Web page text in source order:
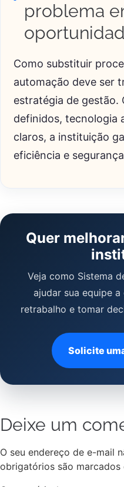
problema
Como substituir
automação deve ser
estratégia de gestão.
definidos, tecnologia
claros, a instituição
eficiência e
Quer
Veja como Sistema
ajudar sua equipe
retrabalho e tomar
Solicite
Deixe um
O seu endereço de e-mail
obrigatórios são marcados